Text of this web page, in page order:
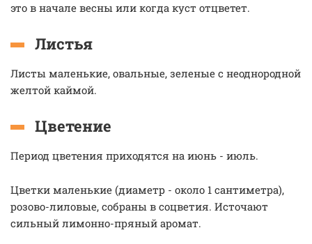
это в начале весны или когда куст отцветет.
Листья
Листы маленькие, овальные, зеленые с неоднородной
желтой каймой.
Цветение
Период цветения приходятся на июнь - июль.
Цветки маленькие (диаметр - около 1 сантиметра),
розово-лиловые, собраны в соцветия. Источают
сильный лимонно-пряный аромат.